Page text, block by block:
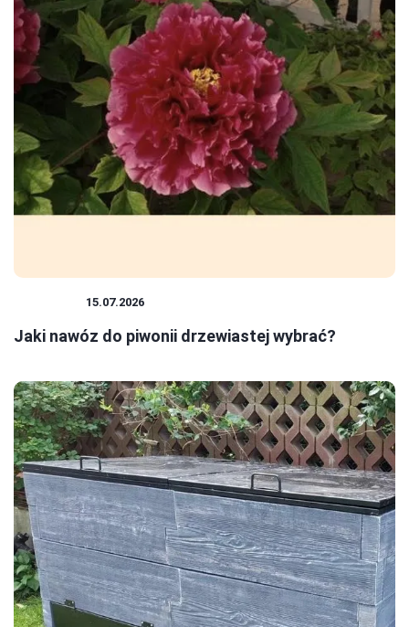
15.07.2026
Jaki nawóz do piwonii drzewiastej wybrać?